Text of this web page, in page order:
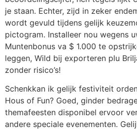
je staan. Echter, zijd in zeker
wordt gevuld tijdens gelijk
pictogram. Installeer nou wegens
Muntenbonus va $ 1.000 te
leggen, Wild bij exporteren plu
zonder risico’s!
Schenkkan ik gelijk festiviteit
Hous of Fun? Goed, ginder
themafeesten disponibel ervoor
andere speciale evenementen.